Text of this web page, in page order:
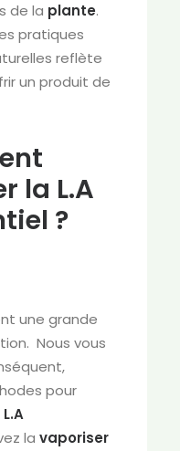
de la plante.
pratiques
reflète
un produit de
la L.A
?
une grande
Nous vous
pour
L.A
la vaporiser